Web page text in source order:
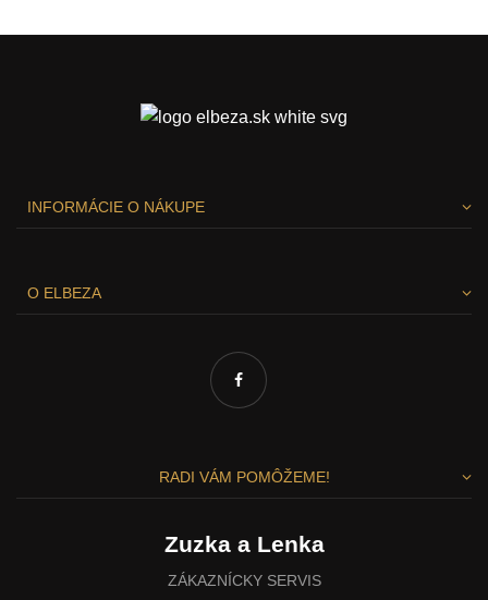
INFORMÁCIE O NÁKUPE
O ELBEZA
RADI VÁM POMÔŽEME!
Zuzka a Lenka
ZÁKAZNÍCKY SERVIS